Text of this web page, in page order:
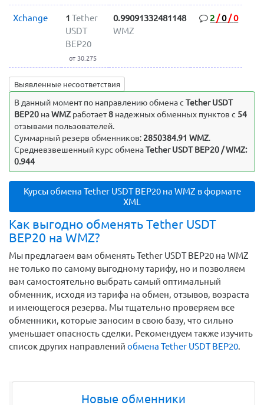
Xchange 1 Tether
USDT
BEP20
от 30.275
0.99091332481148
WMZ
2 /0/0
Выявленные несоответствия
В данный момент по направлению обмена c Tether USDT
BEP20наWMZработает8надежных обменных пунктов с 54
отзывами пользователей.
Суммарный резерв обменников: 2850384.91 WMZ.
Средневзвешенный курс обменаTether USDT BEP20 / WMZ:
0.944
Курсы обмена Tether USDT BEP20 на WMZ в формате
XML
Как выгодно обменять Tether USDT
BEP20 на WMZ?
Мы предлагаем вам обменять Tether USDT BEP20 на WMZ
не только по самому выгодному тарифу, но и позволяем
вам самостоятельно выбрать самый оптимальный
обменник, исходя из тарифа на обмен, отзывов, возраста
и имеющегося резерва. Мы тщательно проверяем все
обменники, которые заносим в свою базу, что сильно
уменьшает опасность сделки. Рекомендуем также изучить
список других направлений обмена Tether USDT BEP20.
Новые обменники